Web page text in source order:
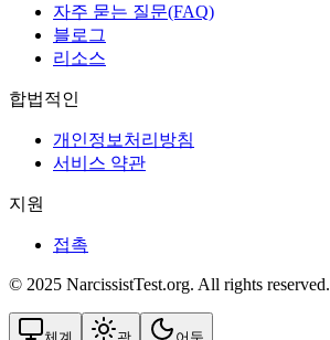
자주 묻는 질문(FAQ)
블로그
리소스
합법적인
개인정보처리방침
서비스 약관
지원
접촉
© 2025 NarcissistTest.org. All rights reserved.